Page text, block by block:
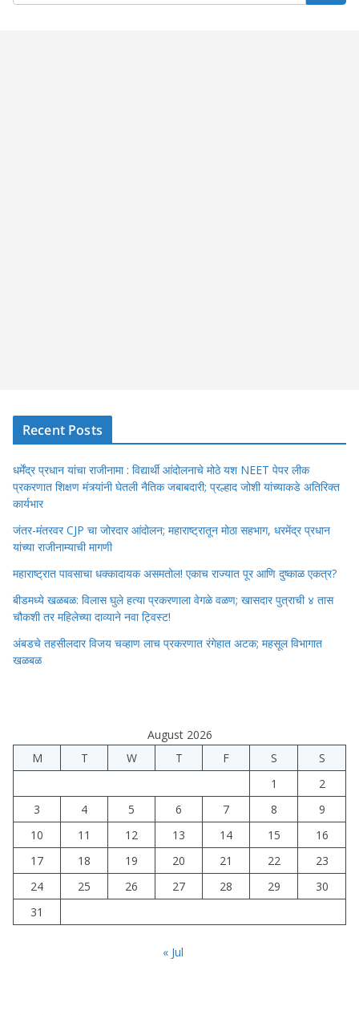
Recent Posts
धर्मेंद्र प्रधान यांचा राजीनामा : विद्यार्थी आंदोलनाचे मोठे यश NEET पेपर लीक
प्रकरणात शिक्षण मंत्र्यांनी घेतली नैतिक जबाबदारी; प्रल्हाद जोशी यांच्याकडे अतिरिक्त
कार्यभार
जंतर-मंतरवर CJP चा जोरदार आंदोलन; महाराष्ट्रातून मोठा सहभाग, धरमेंद्र प्रधान
यांच्या राजीनाम्याची मागणी
महाराष्ट्रात पावसाचा धक्कादायक असमतोल! एकाच राज्यात पूर आणि दुष्काळ एकत्र?
बीडमध्ये खळबळ: विलास घुले हत्या प्रकरणाला वेगळे वळण; खासदार पुत्राची ४ तास
चौकशी तर महिलेच्या दाव्याने नवा ट्विस्ट!
अंबडचे तहसीलदार विजय चव्हाण लाच प्रकरणात रंगेहात अटक; महसूल विभागात
खळबळ
August 2026
M
T W T F S
S
1
2
3
4 5 6 7 8
9
10
11 12 13 14 15
16
17
18 19 20 21 22
23
24
25 26 27 28 29
30
31
« Jul